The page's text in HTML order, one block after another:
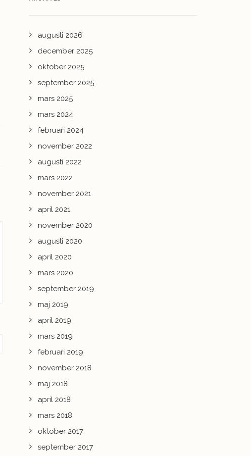
augusti 2026
december 2025
oktober 2025
september 2025
mars 2025
mars 2024
februari 2024
november 2022
augusti 2022
mars 2022
november 2021
april 2021
november 2020
augusti 2020
april 2020
mars 2020
september 2019
maj 2019
april 2019
mars 2019
februari 2019
november 2018
maj 2018
april 2018
mars 2018
oktober 2017
september 2017